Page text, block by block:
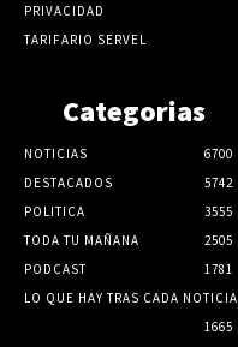
PRIVACIDAD
TARIFARIO SERVEL
Categorias
NOTICIAS
6700
DESTACADOS
5742
POLITICA
3555
TODA TU MAÑANA
2505
PODCAST
1781
LO QUE HAY TRAS CADA NOTICIA
1665